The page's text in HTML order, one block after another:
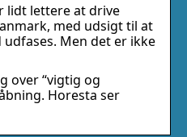
lidt lettere at drive
med udsigt til at
Men det er ikke
over “vigtig og
Horesta ser